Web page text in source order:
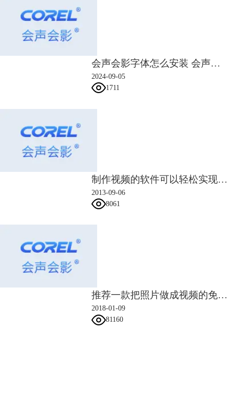
会声会影字体怎么安装 会声会影字体怎么导入
2024-09-05
1711
制作视频的软件可以轻松实现格式转换
2013-09-06
8061
推荐一款把照片做成视频的免费软件
2018-01-09
81160